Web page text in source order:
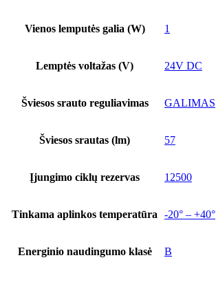
Vienos lemputės galia (W) 1
Lemptės voltažas (V) 24V DC
Šviesos srauto reguliavimas GALIMAS
Šviesos srautas (lm) 57
Įjungimo ciklų rezervas 12500
Tinkama aplinkos temperatūra -20° – +40°
Energinio naudingumo klasė B